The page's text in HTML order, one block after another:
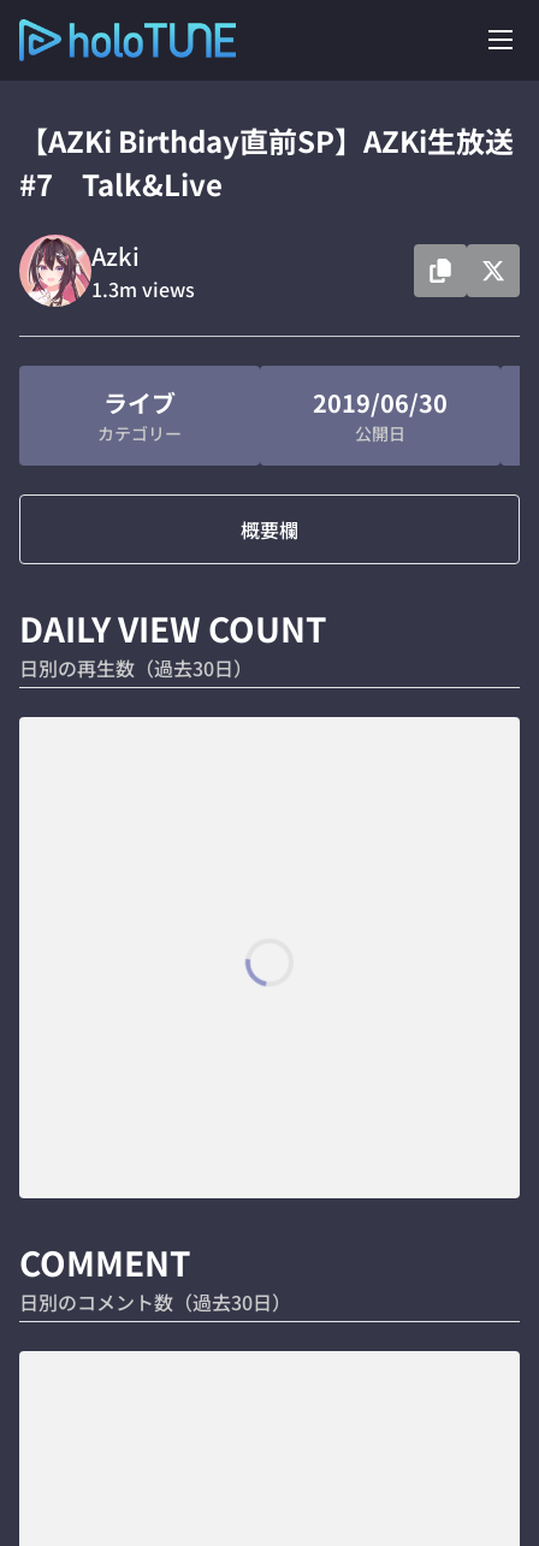
【AZKi Birthday直前SP】AZKi生放送
#7 Talk&Live
Azki
1.3m views
ライブ
カテゴリー
2019/06/30
公開日
概要欄
DAILY VIEW COUNT
日別の再生数（過去30日）
COMMENT
日別のコメント数（過去30日）